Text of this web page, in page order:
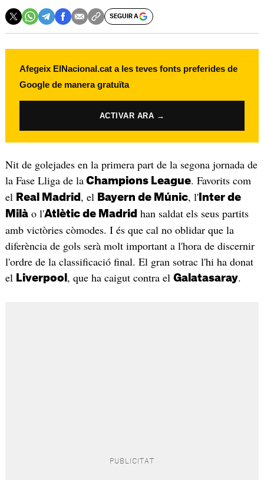
SEGUIR A
Afegeix ElNacional.cat a les teves fonts preferides de
Google de manera gratuïta
ACTIVAR ARA →
Nit de golejades en la primera part de la segona jornada de
la Fase Lliga de laChampions League. Favorits com
el Real Madrid , el Bayern de Múnic, l'Inter de
Milào l'Atlètic de Madrid han saldat els seus partits
amb victòries còmodes. I és que cal no oblidar que la
diferència de gols serà molt important a l'hora de discernir
l'ordre de la classificació final. El gran sotrac l'hi ha donat
el Liverpool , que ha caigut contra el Galatasaray.